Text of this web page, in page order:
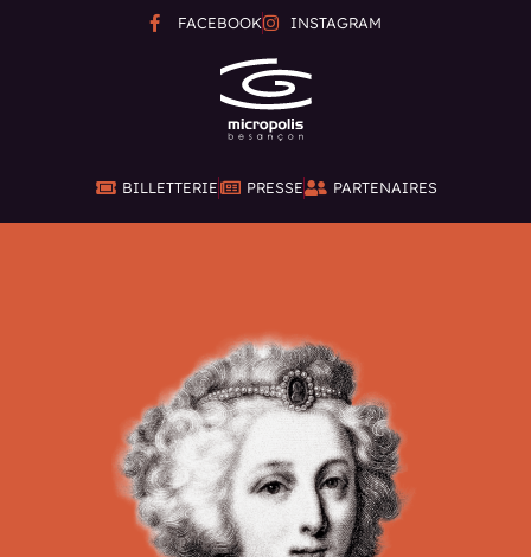
FACEBOOK INSTAGRAM
BILLETTERIE PRESSE PARTENAIRES